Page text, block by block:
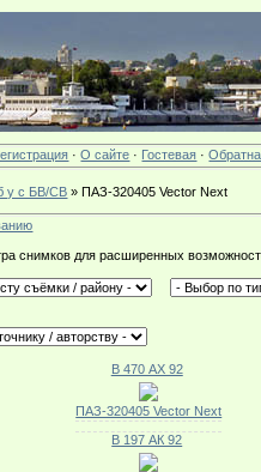
·О сайте · Гостевая ·
у с БВ/СВ » ПАЗ-320405 Vector Next
снимков для расширенных
В 470 АХ 92
ПАЗ-320405 Vector Next
В 197 АК 92